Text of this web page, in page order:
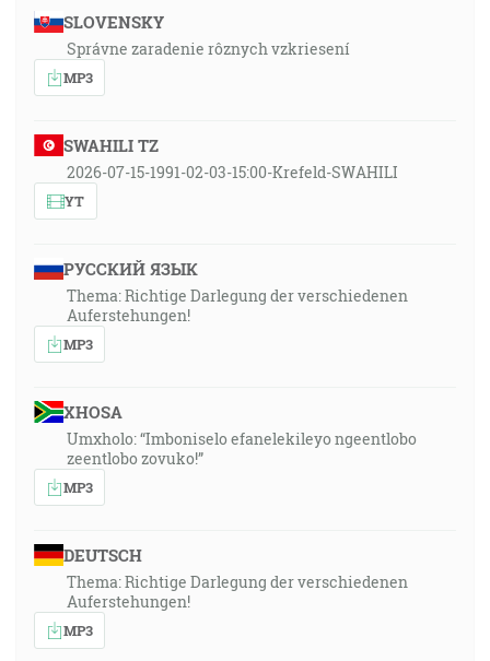
SLOVENSKY
Správne zaradenie rôznych vzkriesení
MP3
SWAHILI TZ
2026-07-15-1991-02-03-15:00-Krefeld-SWAHILI
YT
РУССКИЙ ЯЗЫК
Thema: Richtige Darlegung der verschiedenen
Auferstehungen!
MP3
XHOSA
Umxholo: “Imboniselo efanelekileyo ngeentlobo
zeentlobo zovuko!”
MP3
DEUTSCH
Thema: Richtige Darlegung der verschiedenen
Auferstehungen!
MP3